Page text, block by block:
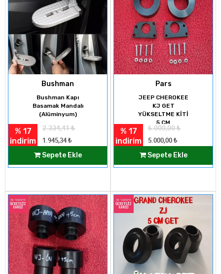
Bushman
Bushman Kapı
Basamak Mandalı
(Alüminyum)
% 17
indirim
2.334,41₺
1.945,34 ₺
Sepete Ekle
Pars
JEEP CHEROKEE
KJ GET
YÜKSELTME KİTİ
5 CM
% 17
indirim
6.000,00₺
5.000,00 ₺
Sepete Ekle